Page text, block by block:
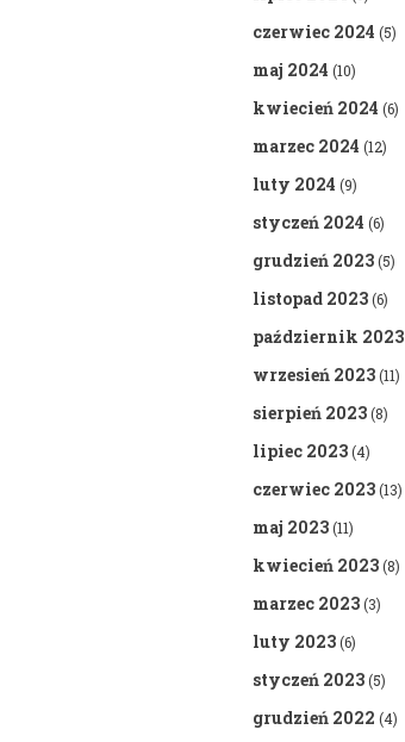
czerwiec 2024 (5)
maj 2024 (10)
kwiecień 2024 (6)
marzec 2024 (12)
luty 2024 (9)
styczeń 2024 (6)
grudzień 2023(5)
listopad 2023(6)
październik 2023
wrzesień 2023(11)
sierpień 2023(8)
lipiec 2023(4)
czerwiec 2023(13)
maj 2023(11)
kwiecień 2023(8)
marzec 2023(3)
luty 2023(6)
styczeń 2023(5)
grudzień 2022 (4)